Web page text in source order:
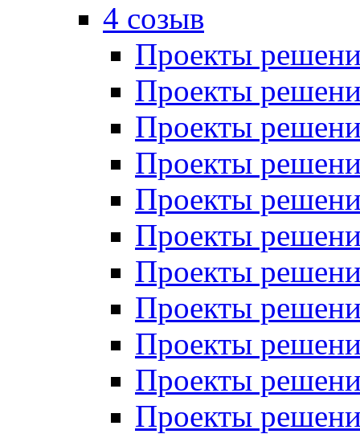
4 созыв
Проекты
Проекты
Проекты
Проекты
Проекты
Проекты
Проекты
Проекты
Проекты
Проекты
Проекты